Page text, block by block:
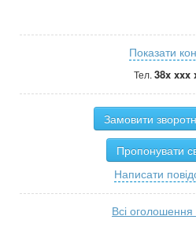
Показати
Тел. 38x xxx
Замовити
Пропонувати
Написати
Всі